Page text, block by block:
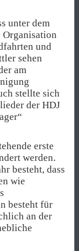
unter dem
Organisation
und
sehen
am
stellte sich
der HDJ
erste
werden.
besteht, dass
wie
besteht für
an der